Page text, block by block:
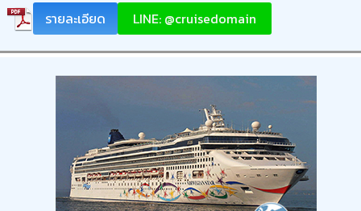
รายละเอียด LINE: @cruisedomain